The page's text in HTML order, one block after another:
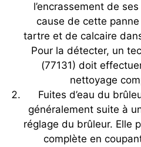
l’encrassement de
cause de cette panne
tartre et de calcaire
Pour la détecter, un
(77131) doit
nettoyage
Fuites d’eau du
généralement suite à
réglage du brûleur. Elle
complète en